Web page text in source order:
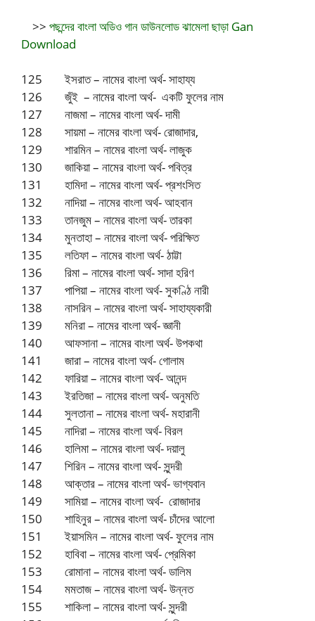
>> পছন্দের বাংলা অডিও গান ডাউনলোড ঝামেলা ছাড়া Gan
Download
125 ইসরাত – নামের বাংলা অর্থ- সাহায্য
126 জুঁই – নামের বাংলা অর্থ- একটি ফুলের নাম
127 নাজমা – নামের বাংলা অর্থ- দামী
128 সায়মা – নামের বাংলা অর্থ- রোজাদার,
129 শারমিন – নামের বাংলা অর্থ- লাজুক
130 জাকিয়া – নামের বাংলা অর্থ- পবিত্র
131 হামিদা – নামের বাংলা অর্থ- প্রশংসিত
132 নাদিয়া – নামের বাংলা অর্থ- আহবান
133 তানজুম – নামের বাংলা অর্থ- তারকা
134 মুনতাহা – নামের বাংলা অর্থ- পরিক্ষিত
135 লতিফা – নামের বাংলা অর্থ- ঠাট্টা
136 রিমা – নামের বাংলা অর্থ- সাদা হরিণ
137 পাপিয়া – নামের বাংলা অর্থ- সুকণ্ঠি নারী
138 নাসরিন – নামের বাংলা অর্থ- সাহায্যকারী
139 মনিরা – নামের বাংলা অর্থ- জ্ঞানী
140 আফসানা – নামের বাংলা অর্থ- উপকথা
141 জারা – নামের বাংলা অর্থ- গোলাম
142 ফারিয়া – নামের বাংলা অর্থ- আনন্দ
143 ইরতিজা – নামের বাংলা অর্থ- অনুমতি
144 সুলতানা – নামের বাংলা অর্থ- মহারানী
145 নাদিরা – নামের বাংলা অর্থ- বিরল
146 হালিমা – নামের বাংলা অর্থ- দয়ালু
147 শিরিন – নামের বাংলা অর্থ- সুন্দরী
148 আক্তার – নামের বাংলা অর্থ- ভাগ্যবান
149 সামিয়া – নামের বাংলা অর্থ- রোজাদার
150 শাহিনুর – নামের বাংলা অর্থ- চাঁদের আলো
151 ইয়াসমিন – নামের বাংলা অর্থ- ফুলের নাম
152 হাবিবা – নামের বাংলা অর্থ- প্রেমিকা
153 রোমানা – নামের বাংলা অর্থ- ডালিম
154 মমতাজ – নামের বাংলা অর্থ- উন্নত
155 শাকিলা – নামের বাংলা অর্থ- সুন্দরী